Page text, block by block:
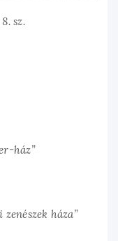
sz.
ház”
háza”